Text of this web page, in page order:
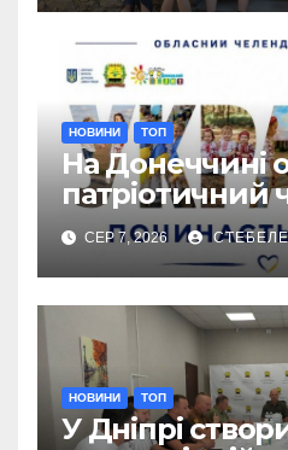
НОВИНИ ТОП
На Донеччині
патріотичний
марафон для
СЕР 7, 2026
НОВИНИ ТОП
У Дніпрі